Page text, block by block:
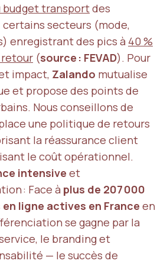
budget transportdes
certains secteurs (mode,
enregistrant des pics à 40 %
retour (source : FEVAD). Pour
impact, Zalando mutualise
et propose des points de
Nous conseillons de
une politique de retours
la réassurance client
le coût opérationnel.
intensive et
: Face à plus de 207 000
ligne actives en France en
se gagne par la
le branding et
— le succès de